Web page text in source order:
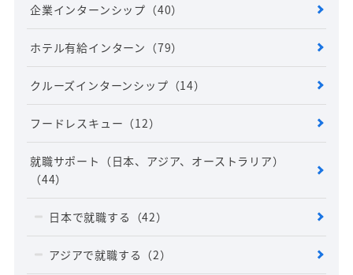
企業インターンシップ （40）
ホテル有給インターン （79）
クルーズインターンシップ （14）
フードレスキュー （12）
就職サポート（日本、アジア、オーストラリア）
（44）
日本で就職する （42）
アジアで就職する （2）